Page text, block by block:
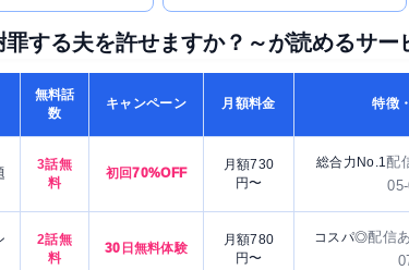
する夫を許せますか？～が読めるサー
無料話
数
キャンペーン 月額料金 特徴
3話無
料
初回70%OFF
月額730
円〜
総合力No.1配
2話無
料
30日無料体験
月額780
円〜
コスパ◎配信